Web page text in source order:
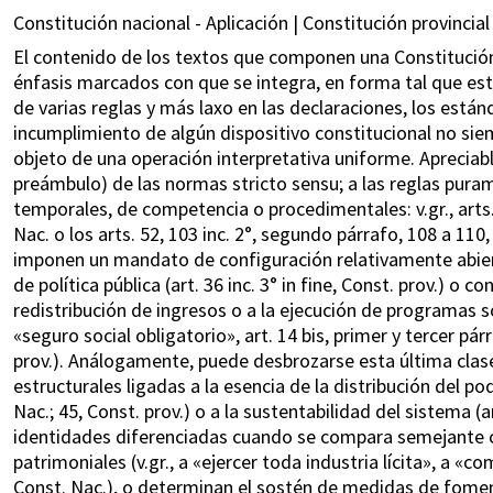
Constitución nacional - Aplicación | Constitución
El contenido de los textos que componen una
énfasis marcados con que se integra, en forma tal que
de varias reglas y más laxo en las declaraciones, los
incumplimiento de algún dispositivo constitucional no
objeto de una operación interpretativa uniforme.
preámbulo) de las normas stricto sensu; a las reglas
temporales, de competencia o procedimentales: v.gr.,
Nac. o los arts. 52, 103 inc. 2°, segundo párrafo, 108 a 110,
imponen un mandato de configuración relativamente
de política pública (art. 36 inc. 3° in fine, Const. prov.) o
redistribución de ingresos o a la ejecución de programas
«seguro social obligatorio», art. 14 bis, primer y tercer
prov.). Análogamente, puede desbrozarse esta última
estructurales ligadas a la esencia de la distribución del
Nac.; 45, Const. prov.) o a la sustentabilidad del sistema
identidades diferenciadas cuando se compara
patrimoniales (v.gr., a «ejercer toda industria lícita», a
Const. Nac.), o determinan el sostén de medidas de